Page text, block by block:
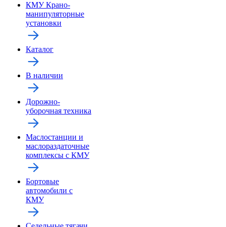
КМУ Крано-
манипуляторные
установки
Каталог
В наличии
Дорожно-
уборочная техника
Маслостанции и
маслораздаточные
комплексы с КМУ
Бортовые
автомобили с
КМУ